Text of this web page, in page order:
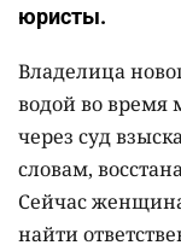
юристы.
Владелица
водой во время
через суд
словам,
Сейчас
найти